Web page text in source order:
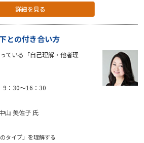
詳細を見る
との付き合い方
ている「自己理解・他者理
9：30〜16：30
山 美佐子 氏
タイプ」を理解する